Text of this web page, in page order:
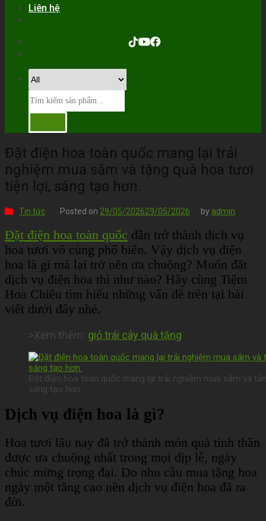
Liên hệ
Đặt điện hoa toàn quốc mang lại trải
nghiệm mua sắm và tặng quà hoa tươi
tiện lợi, sáng tạo hơn.
Tin tức Posted on 29/05/202629/05/2026 by admin
Đặt điện hoa toàn quốc dần trở thành dịch vụ
hoa tươi vô cùng phổ biến. Vậy dịch vụ điện
hoa là gì mà lại trở nên ưa chuộng? Muốn đặt
dịch vụ điện hoa thì như nào? Hãy cùng Tiệm
Hoa Chiêu tìm hiểu những vấn đề trên tại bài
viết dưới đây nhé.
>Xem thêm: giỏ trái cây quà tặng
Đặt điện hoa toàn quốc mang lại trải nghiệm mua sắm và
sáng tạo hơn.
Dịch vụ điện hoa là gì?
Hoa tươi lâu nay đã trở thành món quà tinh thần
được ưa chuộng nhất trong mọi dịp lễ, ngày
chúc mừng trọng đại. Do nhu cầu mua tặng hoa
ngày một tăng cao nên dịch vụ điện hoa đã ra
đời.